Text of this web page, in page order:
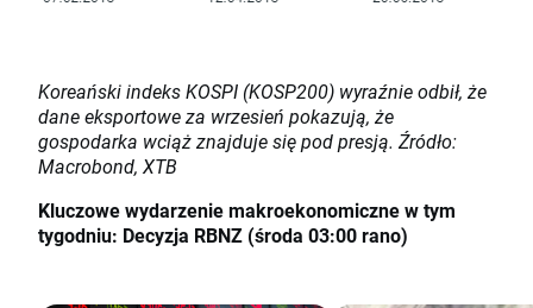
Koreański indeks KOSPI (KOSP200) wyraźnie odbił, że
dane eksportowe za wrzesień pokazują, że
gospodarka wciąż znajduje się pod presją. Źródło:
Macrobond, XTB
Kluczowe wydarzenie makroekonomiczne w tym
tygodniu: Decyzja RBNZ (środa 03:00 rano)